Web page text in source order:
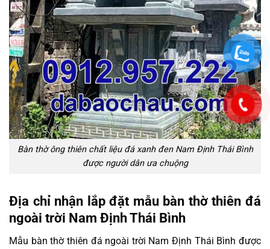
Bàn thờ ông thiên chất liệu đá xanh đen Nam Định Thái Bình
được người dân ưa chuộng
Địa chỉ nhận lắp đặt mẫu bàn thờ thiên đá
ngoài trời Nam Định Thái Bình
Mẫu bàn thờ thiên đá ngoài trời Nam Định Thái Bình được